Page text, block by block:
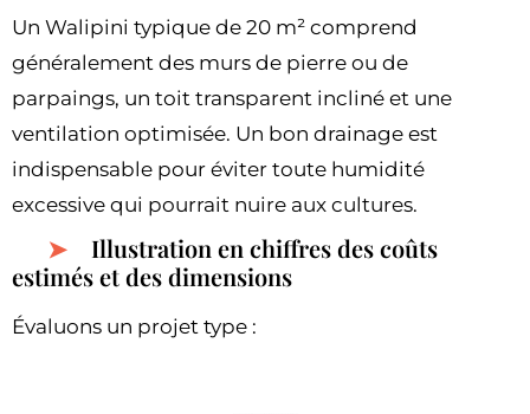
Un Walipini typique de 20 m² comprend
généralement des murs de pierre ou de
parpaings, un toit transparent incliné et une
ventilation optimisée. Un bon drainage est
indispensable pour éviter toute humidité
excessive qui pourrait nuire aux cultures.
Illustration en chiffres des coûts
estimés et des dimensions
Évaluons un projet type :